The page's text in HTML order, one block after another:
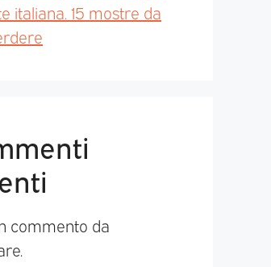
italiana. 15 mostre da
commento da